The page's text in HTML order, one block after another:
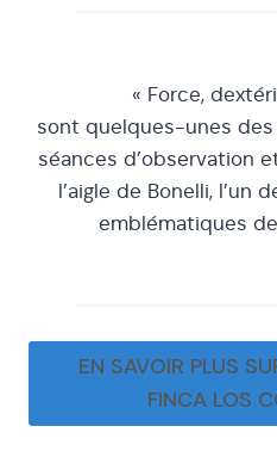
« Force,
sont quelques-unes
séances d’observation
l’aigle de Bonelli, l’un
emblématiques
EN SAVOIR PLUS
FINCA LOS